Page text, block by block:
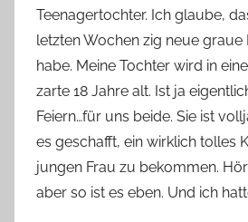
Teenagertochter. Ich glaube,
letzten Wochen zig neue
habe. Meine Tochter wird in
zarte 18 Jahre alt. Ist ja
Feiern…für uns beide. Sie ist
es geschafft, ein wirklich tolles
jungen Frau zu bekommen.
aber so ist es eben. Und ich